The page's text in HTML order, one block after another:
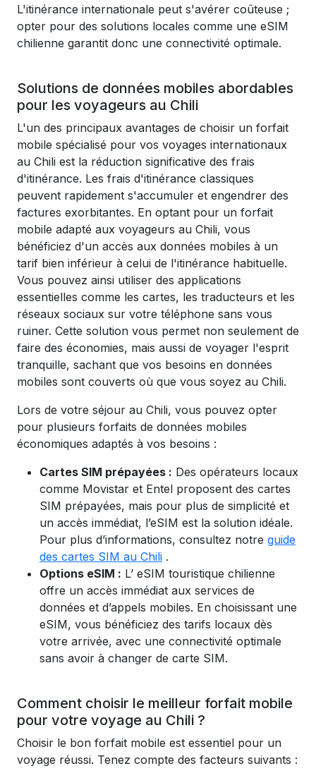
L'itinérance internationale peut s'avérer coûteuse ;
opter pour des solutions locales comme une eSIM
chilienne garantit donc une connectivité optimale.
Solutions de données mobiles abordables
pour les voyageurs au Chili
L'un des principaux avantages de choisir un forfait
mobile spécialisé pour vos voyages internationaux
au Chili est la réduction significative des frais
d'itinérance. Les frais d'itinérance classiques
peuvent rapidement s'accumuler et engendrer des
factures exorbitantes. En optant pour un forfait
mobile adapté aux voyageurs au Chili, vous
bénéficiez d'un accès aux données mobiles à un
tarif bien inférieur à celui de l'itinérance habituelle.
Vous pouvez ainsi utiliser des applications
essentielles comme les cartes, les traducteurs et les
réseaux sociaux sur votre téléphone sans vous
ruiner. Cette solution vous permet non seulement de
faire des économies, mais aussi de voyager l'esprit
tranquille, sachant que vos besoins en données
mobiles sont couverts où que vous soyez au Chili.
Lors de votre séjour au Chili, vous pouvez opter
pour plusieurs forfaits de données mobiles
économiques adaptés à vos besoins :
Cartes SIM prépayées : Des opérateurs locaux
comme Movistar et Entel proposent des cartes
SIM prépayées, mais pour plus de simplicité et
un accès immédiat, l’eSIM est la solution idéale.
Pour plus d’informations, consultez notre guide
des cartes SIM au Chili .
Options eSIM : L’ eSIM touristique chilienne
offre un accès immédiat aux services de
données et d’appels mobiles. En choisissant une
eSIM, vous bénéficiez des tarifs locaux dès
votre arrivée, avec une connectivité optimale
sans avoir à changer de carte SIM.
Comment choisir le meilleur forfait mobile
pour votre voyage au Chili ?
Choisir le bon forfait mobile est essentiel pour un
voyage réussi. Tenez compte des facteurs suivants :